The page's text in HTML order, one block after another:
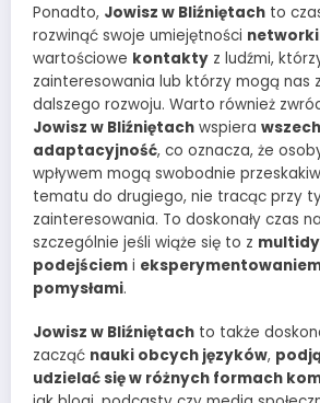
Ponadto, Jowisz w Bliźniętach to
rozwinąć swoje umiejętności
wartościowe kontakty z ludźmi,
zainteresowania lub którzy mogą nas
dalszego rozwoju. Warto również
Jowisz w Bliźniętach wspiera
adaptacyjność, co oznacza, że
wpływem mogą swobodnie
tematu do drugiego, nie tracąc przy
zainteresowania. To doskonały czas na
szczególnie jeśli wiąże się to z
podejściem i
pomysłami.
Jowisz w Bliźniętach to także
zacząć nauki obcych języków,
udzielać się w różnych formach